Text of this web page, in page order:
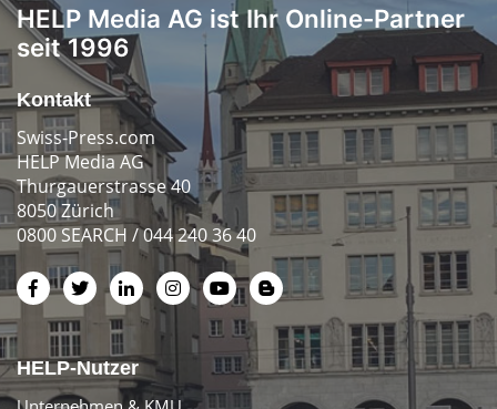
HELP Media AG ist Ihr Online-Partner
seit 1996
Kontakt
Swiss-Press.com
HELP Media AG
Thurgauerstrasse 40
8050 Zürich
0800 SEARCH / 044 240 36 40
HELP-Nutzer